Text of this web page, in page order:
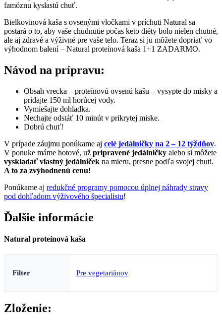
famóznu kyslastú chuť.
Bielkovinová kaša s ovsenými vločkami v príchuti Natural sa
postará o to, aby vaše chudnutie počas keto diéty bolo nielen chutné,
ale aj zdravé a výživné pre vaše telo. Teraz si ju môžete dopriať vo
výhodnom balení – Natural proteínová kaša 1+1 ZADARMO.
Návod na prípravu:
Obsah vrecka – proteínovú ovsenú kašu – vysypte do misky a
pridajte 150 ml horúcej vody.
Vymiešajte dohladka.
Nechajte odstáť 10 minút v prikrytej miske.
Dobrú chuť!
V prípade záujmu ponúkame aj celé jedálničky na 2 – 12 týždňov.
V ponuke máme hotové, už pripravené jedálničky alebo si môžete
vyskladať vlastný jedálniček na mieru, presne podľa svojej chuti.
A to za zvýhodnenú cenu!
Ponúkame aj redukčné programy pomocou úplnej náhrady stravy
pod dohľadom výživového špecialistu!
Ďalšie informácie
Natural proteínová kaša
Filter Pre vegetariánov
Zloženie: